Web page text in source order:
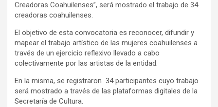
Creadoras Coahuilenses”, será mostrado el trabajo de 34
creadoras coahuilenses.
El objetivo de esta convocatoria es reconocer, difundir y
mapear el trabajo artístico de las mujeres coahuilenses a
través de un ejercicio reflexivo llevado a cabo
colectivamente por las artistas de la entidad.
En la misma, se registraron 34 participantes cuyo trabajo
será mostrado a través de las plataformas digitales de la
Secretaría de Cultura.